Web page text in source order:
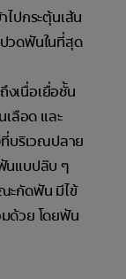
ปกระตุ้นเส้น
วดฟันในที่สุด
เนื่อเยื่อชั้น
เลือด และ
ที่บริเวณปลาย
นแบปล๊บ ๆ
ะกัดฟัน มีไข้
ด้วย โดยฟัน